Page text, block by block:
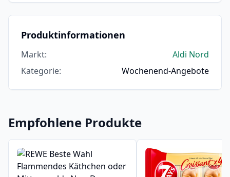
Produktinformationen
Markt:
Aldi Nord
Kategorie: Wochenend-Angebote
Empfohlene Produkte